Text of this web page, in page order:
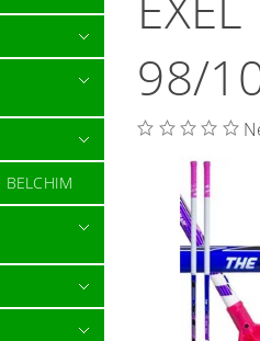
A PRACOVNÍ OBLEČENÍ
BELCHIM
98/